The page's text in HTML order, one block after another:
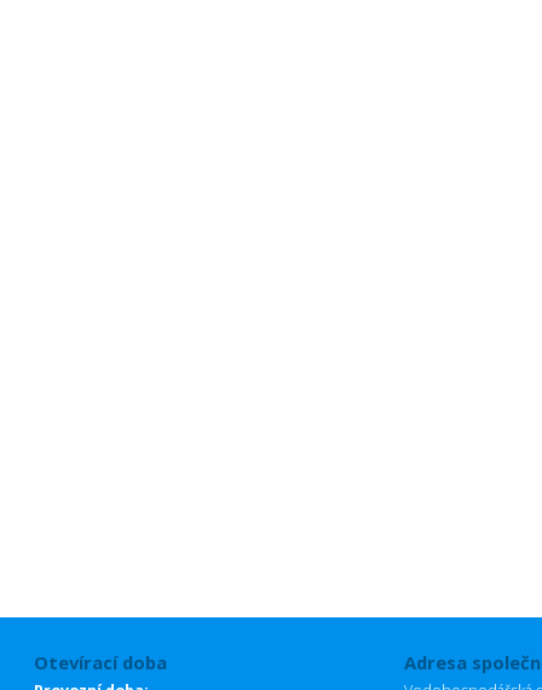
Otevírací doba Adresa